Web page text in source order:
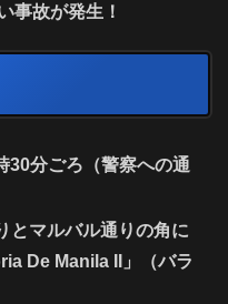
事故が発生！
30分ごろ（警察への通
とマルバル通りの角に
De Manila II」（バラ